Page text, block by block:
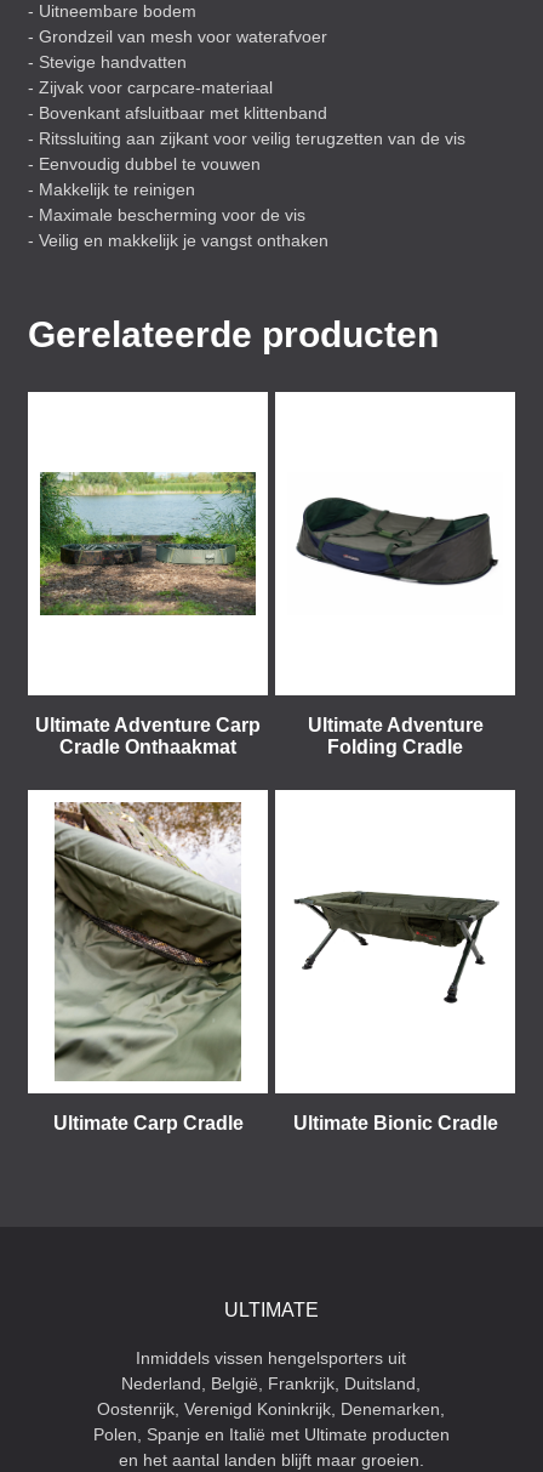
- Uitneembare bodem
- Grondzeil van mesh voor waterafvoer
- Stevige handvatten
- Zijvak voor carpcare-materiaal
- Bovenkant afsluitbaar met klittenband
- Ritssluiting aan zijkant voor veilig terugzetten van de vis
- Eenvoudig dubbel te vouwen
- Makkelijk te reinigen
- Maximale bescherming voor de vis
- Veilig en makkelijk je vangst onthaken
Gerelateerde producten
Ultimate Adventure Carp
Cradle Onthaakmat
Ultimate Adventure
Folding Cradle
Ultimate Carp Cradle Ultimate Bionic Cradle
ULTIMATE
Inmiddels vissen hengelsporters uit
Nederland, België, Frankrijk, Duitsland,
Oostenrijk, Verenigd Koninkrijk, Denemarken,
Polen, Spanje en Italië met Ultimate producten
en het aantal landen blijft maar groeien.